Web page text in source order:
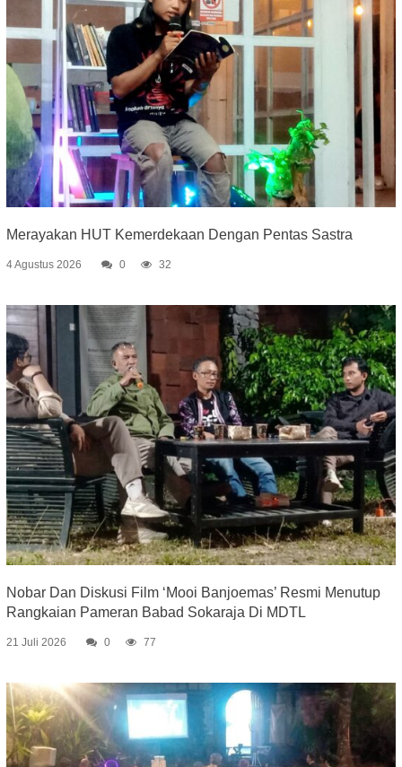
Merayakan HUT Kemerdekaan Dengan Pentas Sastra
4 Agustus 2026 0 32
Nobar Dan Diskusi Film ‘Mooi Banjoemas’ Resmi Menutup
Rangkaian Pameran Babad Sokaraja Di MDTL
21 Juli 2026 0 77